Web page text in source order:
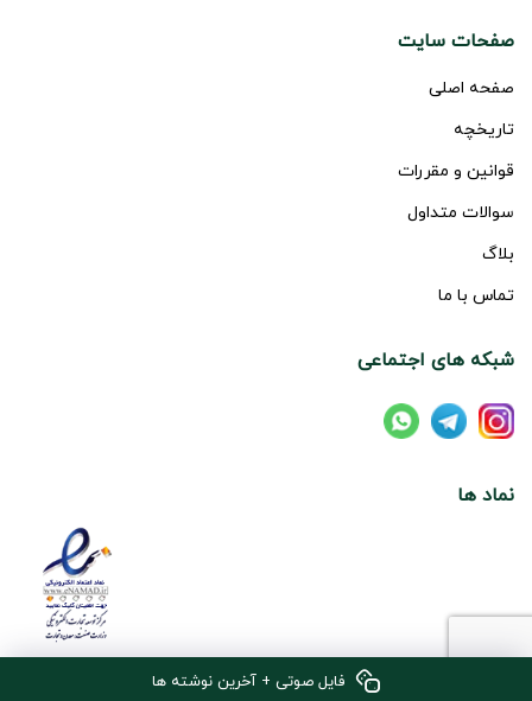
فایل صوتی + آخرین نوشته ها
صفحات سایت
صفحه اصلی
تاریخچه
قوانین و مقررات
سوالات متداول
بلاگ
تماس با ما
شبکه های اجتماعی
نماد ها